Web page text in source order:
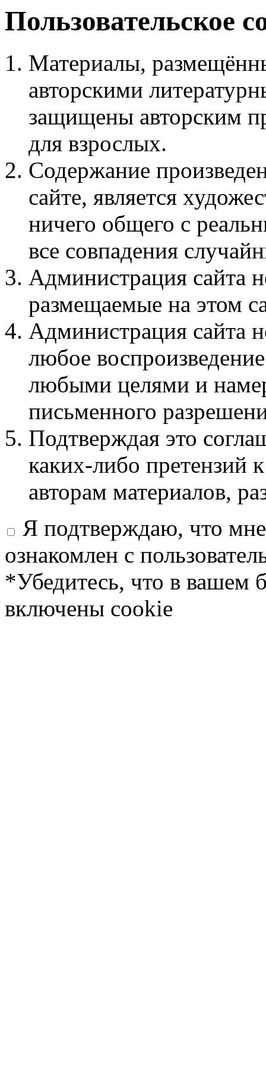
Пользовательское
Материалы,
авторскими
защищены авторским
для взрослых.
Содержание
сайте, является
ничего общего с
все совпадения
Администрация сайта
размещаемые на этом
Администрация сайта
любое
любыми целями и
письменного
Подтверждая это
каких-либо претензий
авторам материалов,
Я подтверждаю, что
ознакомлен с
*Убедитесь, что в вашем
включены cookie